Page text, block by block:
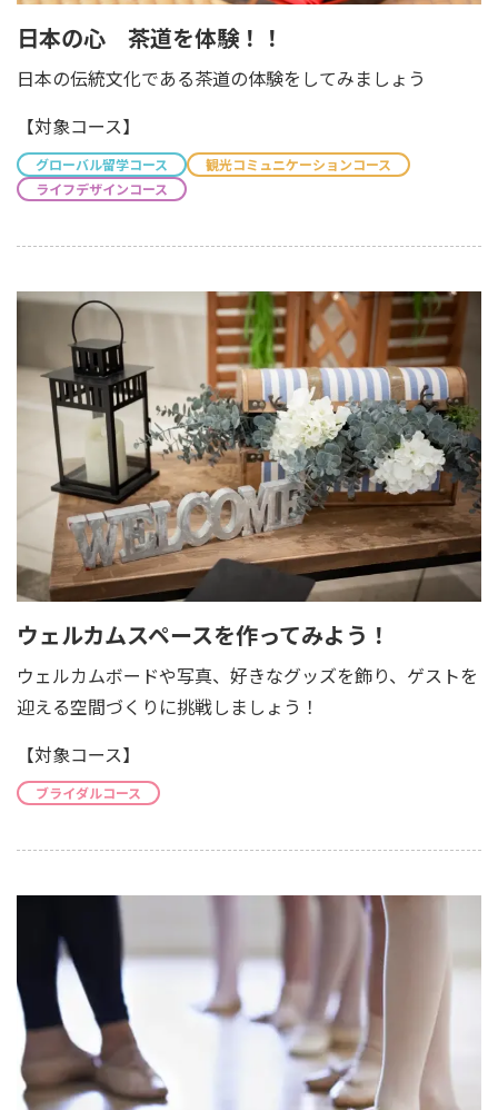
日本の心 茶道を体験！！
日本の伝統文化である茶道の体験をしてみましょう
【対象コース】
グローバル留学コース
観光コミュニケーションコース
ライフデザインコース
ウェルカムスペースを作ってみよう！
ウェルカムボードや写真、好きなグッズを飾り、ゲストを
迎える空間づくりに挑戦しましょう！
【対象コース】
ブライダルコース